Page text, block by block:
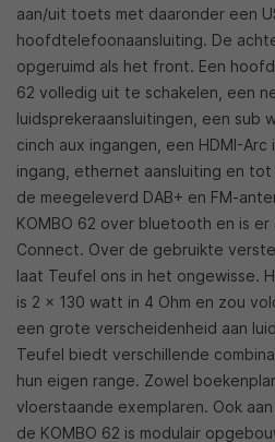
aan/uit toets met daaronder een
hoofdtelefoonaansluiting. De
opgeruimd als het front. Een
62 volledig uit te schakelen, een
luidsprekeraansluitingen, een sub
cinch aux ingangen, een HDMI-
ingang, ethernet aansluiting en
de meegeleverd DAB+ en FM-
KOMBO 62 over bluetooth en is
Connect. Over de gebruikte
laat Teufel ons in het ongewisse.
is 2 x 130 watt in 4 Ohm en zou
een grote verscheidenheid aan
Teufel biedt verschillende
hun eigen range. Zowel
vloerstaande exemplaren. Ook
de KOMBO 62 is modulair